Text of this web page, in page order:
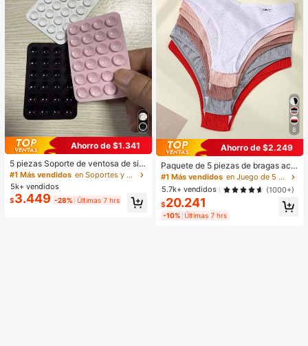
Ahorro de $1.341
5 piezas Soporte de ventosa de sili
cona para teléfono, Soporte de ven
tosa para teléfono, Soporte adhesiv
o para teléfono, Soporte adhesivo p
ara teléfono (Antes de usar, limpie c
uidadosamente la superficie para a
#1 Más vendidos
en Soportes y accesorios
5k+ vendidos
$3.449 -28% Últimas 7 hrs
8
Ahorro de $2.249
Paquete de 5 piezas de bragas aca
naladas para mujer, de alta elasticid
ad, unicolor con diseño de letras, ci
ntura baja, para uso diario
#1 Más vendidos
en Juego de 5 piezas Calzoncillos de mujer
5.7k+ vendidos
(1000+)
$20.241
-10% Últimas 7 hrs